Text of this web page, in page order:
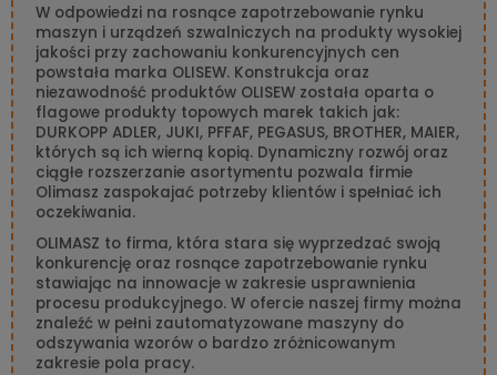
W odpowiedzi na rosnące zapotrzebowanie rynku
maszyn i urządzeń szwalniczych na produkty wysokiej
jakości przy zachowaniu konkurencyjnych cen
powstała marka OLISEW. Konstrukcja oraz
niezawodność produktów OLISEW została oparta o
flagowe produkty topowych marek takich jak:
DURKOPP ADLER, JUKI, PFFAF, PEGASUS, BROTHER, MAIER,
których są ich wierną kopią. Dynamiczny rozwój oraz
ciągłe rozszerzanie asortymentu pozwala firmie
Olimasz zaspokajać potrzeby klientów i spełniać ich
oczekiwania.
OLIMASZ to firma, która stara się wyprzedzać swoją
konkurencję oraz rosnące zapotrzebowanie rynku
stawiając na innowacje w zakresie usprawnienia
procesu produkcyjnego. W ofercie naszej firmy można
znaleźć w pełni zautomatyzowane maszyny do
odszywania wzorów o bardzo zróżnicowanym
zakresie pola pracy.